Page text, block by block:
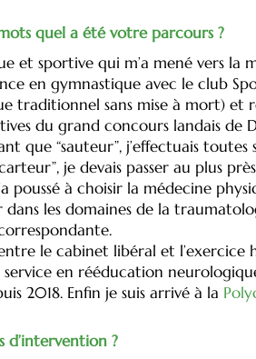
quel a été votre parcours ?
et sportive qui m’a mené vers
en gymnastique avec le club
traditionnel sans mise à mort) et
du grand concours landais
que “sauteur”, j’effectuais
je devais passer au plus
poussé à choisir la médecine
les domaines de la
le cabinet libéral et l’exercice
en rééducation
2018. Enfin je suis arrivé à la
d’intervention ?